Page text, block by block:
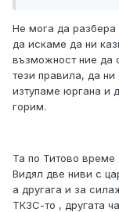
Не мога да разбера
да искаме да ни
възможност ние да
тези правила, да
изтупаме юргана и
горим.
Та по Титово време
Видял две ниви с
а другага и за
ТКЗС-то , другата